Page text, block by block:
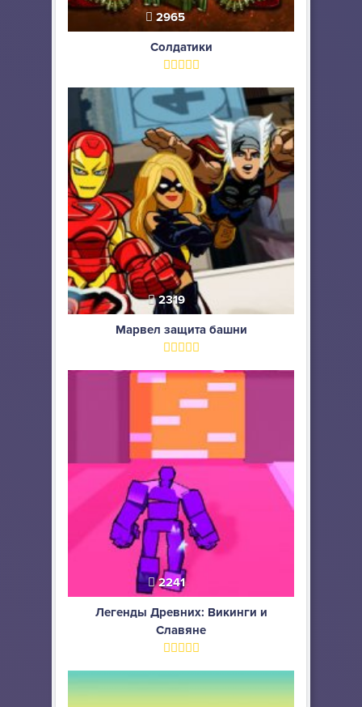
2965
Солдатики
2319
Марвел защита башни
2241
Легенды Древних: Викинги и
Славяне